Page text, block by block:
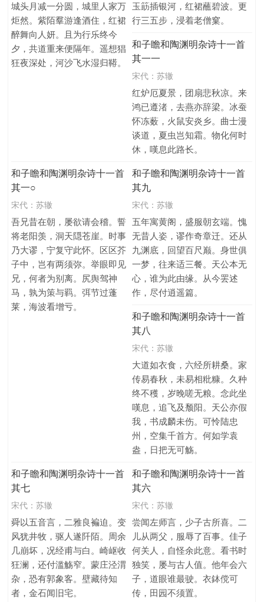
城头月减一分圆，城里人家万
炬然。紫陌羣游逢酒住，红裙
醉舞向人妍。且为行乐终今
夕，共道重来便隔年。遥想猖
狂夜深处，河沙飞水湿归鞯。
玉筯插银河，红裙蘸碧波。更
行三五步，浸着老僧窠。
和子瞻和陶渊明杂诗十一首
其一一
宋代： 苏辙
红炉厄夏景，团扇悲秋凉。来
鸿已遵渚，去燕亦辞梁。冰蚕
怀冻薮，火鼠安炎乡。曲士漫
谈道，夏虫岂知霜。物化何时
休，嘆息此路长。
和子瞻和陶渊明杂诗十一首
其一○
宋代：苏辙
吾兄昔在朝，屡欲请会稽。誓
将老阳羡，洞天隠苍崖。时事
乃大谬，宁复守此怀。区区芥
子中，岂有两须弥。举眼即见
兄，何者为别离。尻舆驾神
马，孰为策与羁。弭节过蓬
莱，海波看增亏。
和子瞻和陶渊明杂诗十一首
其九
宋代： 苏辙
五年寓黄阁，盛服朝玄端。愧
无昔人姿，谬作奇章迁。还从
九渊底，回望百尺巅。身世俱
一梦，往来适三餐。天公本无
心，谁为此由缘。从今罢述
作，尽付逍遥篇。
和子瞻和陶渊明杂诗十一首
其八
宋代： 苏辙
大道如衣食，六经所耕桑。家
传易春秋，未易相粃糠。久种
终不穫，岁晚嗟无粮。念此坐
嘆息，追飞及颓阳。天公亦假
我，书成麟未伤。可怜陆忠
州，空集千首方。何如学袁
盎，日把无可觞。
和子瞻和陶渊明杂诗十一首
其七
宋代：苏辙
舜以五音言，二雅良褊迫。变
风犹井牧，驱人遂阡陌。周余
几崩坏，况经甫与白。崎岖收
狂澜，还付滥觞窄。蒙庄泾渭
杂，恐有郭象客。壁藏待知
者，金石闻旧宅。
和子瞻和陶渊明杂诗十一首
其六
宋代： 苏辙
尝闻左师言，少子古所喜。二
儿从两父，服辱了百事。佳子
何关人，自怪余此意。看书时
独笑，屡与古人值。他年会六
子，道眼谁最驶。衣鉢傥可
传，田园不须置。